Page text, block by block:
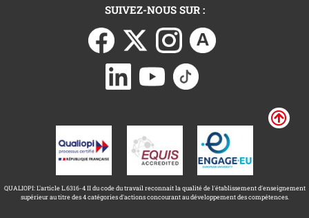
SUIVEZ-NOUS SUR :
QUALIOPI: L'article L.6316-4 II du code du travail reconnait la qualité de l'établissement d'enseignement
supérieur au titre des 4 catégories d'actions concourant au développement des compétences.